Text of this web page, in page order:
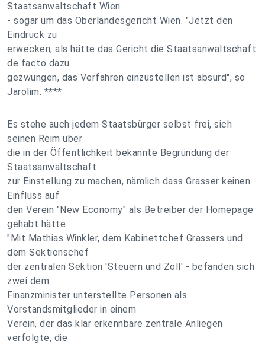
Staatsanwaltschaft Wien
- sogar um das Oberlandesgericht Wien. "Jetzt den
Eindruck zu
erwecken, als hätte das Gericht die Staatsanwaltschaft
de facto dazu
gezwungen, das Verfahren einzustellen ist absurd", so
Jarolim. ****
Es stehe auch jedem Staatsbürger selbst frei, sich
seinen Reim über
die in der Öffentlichkeit bekannte Begründung der
Staatsanwaltschaft
zur Einstellung zu machen, nämlich dass Grasser keinen
Einfluss auf
den Verein "New Economy" als Betreiber der Homepage
gehabt hätte.
"Mit Mathias Winkler, dem Kabinettchef Grassers und
dem Sektionschef
der zentralen Sektion 'Steuern und Zoll' - befanden sich
zwei dem
Finanzminister unterstellte Personen als
Vorstandsmitglieder in einem
Verein, der das klar erkennbare zentrale Anliegen
verfolgte, die